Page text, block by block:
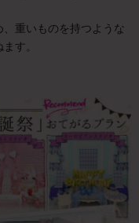
重いものを持つような
す。